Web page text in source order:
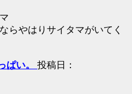
らやはりサイタマがいてく
ぱい。 投稿日：